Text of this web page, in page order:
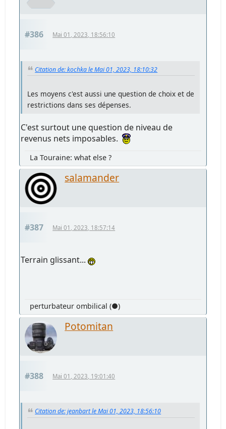
#386 Mai 01, 2023, 18:56:10
Citation de: kochka le Mai 01, 2023, 18:10:32
Les moyens c'est aussi une question de choix et de
restrictions dans ses dépenses.
C'est surtout une question de niveau de
revenus nets imposables.
La Touraine: what else ?
salamander
#387 Mai 01, 2023, 18:57:14
Terrain glissant...
perturbateur ombilical (●)
Potomitan
#388 Mai 01, 2023, 19:01:40
Citation de: jeanbart le Mai 01, 2023, 18:56:10